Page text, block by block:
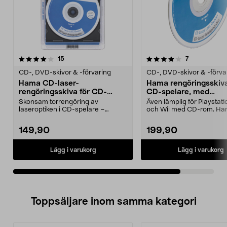
15recensioner
CD-, DVD-skivor & -förvaring
Hama CD-laser-
rengöringsskiva för CD-
spelare
Skonsam torrengöring av
laseroptiken i CD-spelare –
149,90
Lägg i varukorg
4.0av 5 stjärnor 7recensioner
CD-, DVD-skivor & -
Hama
CD-spelare, med
rengöringsvätska
Även lämplig för
och Wii med CD-rom.
199,90
Lägg i varukorg
Toppsäljare inom samma kategori